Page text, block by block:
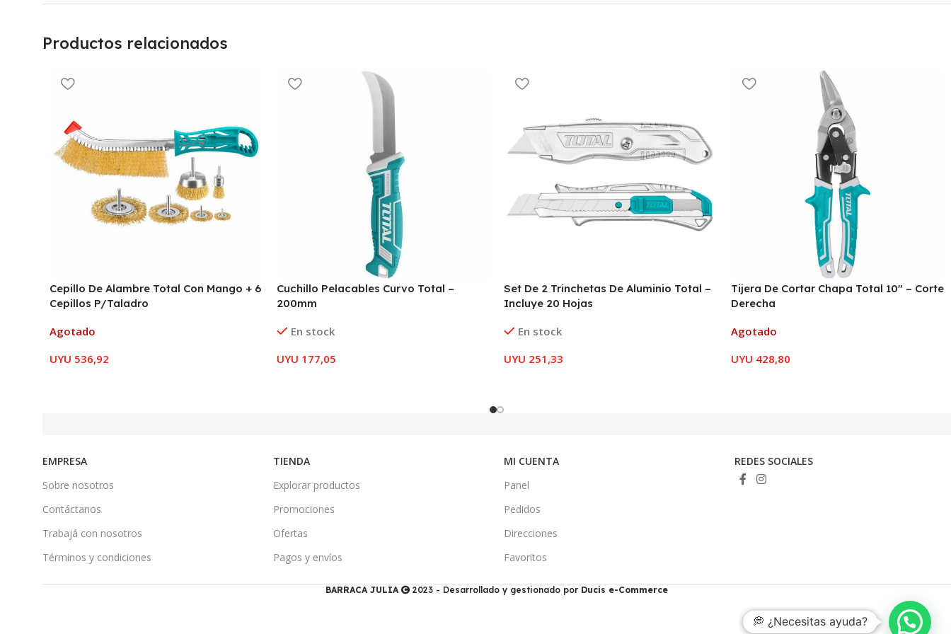
Productos relacionados
Cepillo De Alambre Total Con Mango + 6
Cepillos P/Taladro
Agotado
UYU 536,92
Cuchillo Pelacables Curvo Total –
200mm
En stock
UYU 177,05
Set De 2 Trinchetas De Aluminio Total –
Incluye 20 Hojas
En stock
UYU 251,33
Tijera De Cortar Chapa Total 10″ – Corte
Derecha
Agotado
UYU 428,80
EMPRESA
Sobre nosotros
Contáctanos
Trabajá con nosotros
Términos y condiciones
TIENDA
Explorar productos
Promociones
Ofertas
Pagos y envíos
MI CUENTA
Panel
Pedidos
Direcciones
Favoritos
REDES SOCIALES
BARRACA JULIA 2023 - Desarrollado y gestionado por Ducis e-Commerce
💭 ¿Necesitas ayuda?